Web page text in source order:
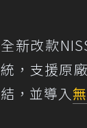
全新改款
統，支援原
結，並導入